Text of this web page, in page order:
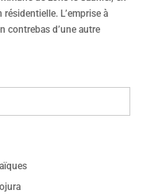
L’emprise à
contrebas d’une autre